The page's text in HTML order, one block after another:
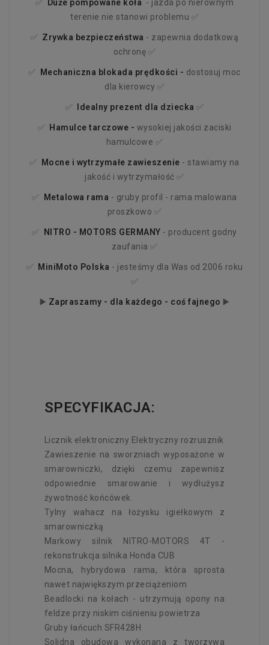
✅ Duże pompowane koła - jazda po nierównym
terenie nie stanowi problemu ✅
✅ Zrywka bezpieczeństwa - zapewnia dodatkową
ochronę ✅
✅ Mechaniczna blokada prędkości - dostosuj moc
dla kierowcy ✅
✅ Idealny prezent dla dziecka ✅
✅ Hamulce tarczowe - wysokiej jakości zaciski
hamulcowe ✅
✅ Mocne i wytrzymałe zawieszenie - stawiamy na
jakość i wytrzymałość ✅
✅ Metalowa rama - gruby profil - rama malowana
proszkowo ✅
✅ NITRO - MOTORS GERMANY - producent godny
zaufania ✅
✅ MiniMoto Polska - jesteśmy dla Was od 2006 roku
✅
▶️ Zapraszamy - dla każdego - coś fajnego ▶️
SPECYFIKACJA:
Licznik elektroniczny Elektryczny rozrusznik
Zawieszenie na sworzniach wyposażone w
smarowniczki, dzięki czemu zapewnisz
odpowiednie smarowanie i wydłużysz
żywotność końcówek.
Tylny wahacz na łożysku igiełkowym z
smarowniczką
Markowy silnik NITRO-MOTORS 4T -
rekonstrukcja silnika Honda CUB
Mocna, hybrydowa rama, która sprosta
nawet największym przeciążeniom
Beadlocki na kołach - utrzymują opony na
feldze przy niskim ciśnieniu powietrza
Gruby łańcuch SFR428H
Solidna obudowa wykonana z tworzywa